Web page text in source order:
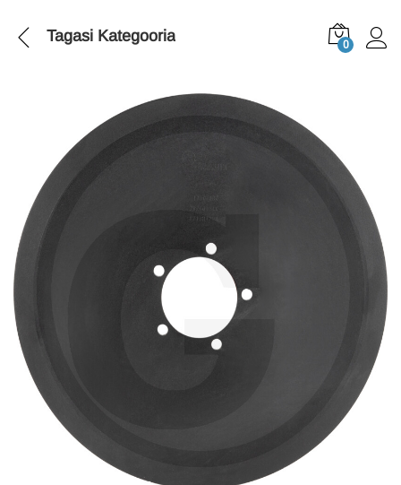
Tagasi Kategooria 0